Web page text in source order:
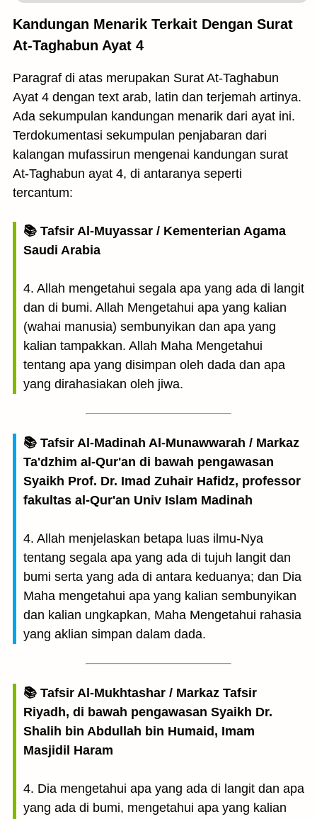
Kandungan Menarik Terkait Dengan Surat
At-Taghabun Ayat 4
Paragraf di atas merupakan Surat At-Taghabun
Ayat 4 dengan text arab, latin dan terjemah artinya.
Ada sekumpulan kandungan menarik dari ayat ini.
Terdokumentasi sekumpulan penjabaran dari
kalangan mufassirun mengenai kandungan surat
At-Taghabun ayat 4, di antaranya seperti
tercantum:
📚 Tafsir Al-Muyassar / Kementerian Agama
Saudi Arabia
4. Allah mengetahui segala apa yang ada di langit
dan di bumi. Allah Mengetahui apa yang kalian
(wahai manusia) sembunyikan dan apa yang
kalian tampakkan. Allah Maha Mengetahui
tentang apa yang disimpan oleh dada dan apa
yang dirahasiakan oleh jiwa.
📚 Tafsir Al-Madinah Al-Munawwarah / Markaz
Ta'dzhim al-Qur'an di bawah pengawasan
Syaikh Prof. Dr. Imad Zuhair Hafidz, professor
fakultas al-Qur'an Univ Islam Madinah
4. Allah menjelaskan betapa luas ilmu-Nya
tentang segala apa yang ada di tujuh langit dan
bumi serta yang ada di antara keduanya; dan Dia
Maha mengetahui apa yang kalian sembunyikan
dan kalian ungkapkan, Maha Mengetahui rahasia
yang aklian simpan dalam dada.
📚 Tafsir Al-Mukhtashar / Markaz Tafsir
Riyadh, di bawah pengawasan Syaikh Dr.
Shalih bin Abdullah bin Humaid, Imam
Masjidil Haram
4. Dia mengetahui apa yang ada di langit dan apa
yang ada di bumi, mengetahui apa yang kalian